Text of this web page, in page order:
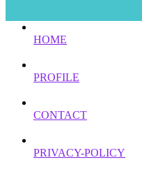
HOME
PROFILE
CONTACT
PRIVACY-POLICY